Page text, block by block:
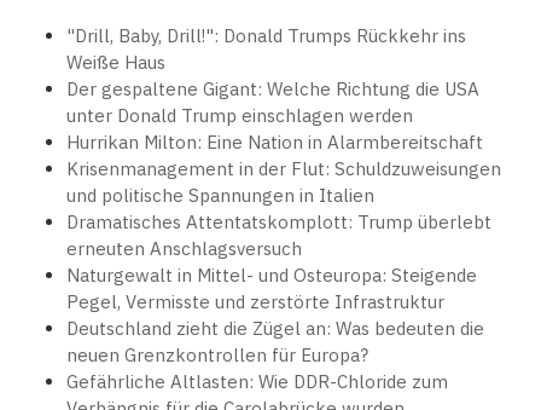
"Drill, Baby, Drill!": Donald Trumps Rückkehr ins
Weiße Haus
Der gespaltene Gigant: Welche Richtung die USA
unter Donald Trump einschlagen werden
Hurrikan Milton: Eine Nation in Alarmbereitschaft
Krisenmanagement in der Flut: Schuldzuweisungen
und politische Spannungen in Italien
Dramatisches Attentatskomplott: Trump überlebt
erneuten Anschlagsversuch
Naturgewalt in Mittel- und Osteuropa: Steigende
Pegel, Vermisste und zerstörte Infrastruktur
Deutschland zieht die Zügel an: Was bedeuten die
neuen Grenzkontrollen für Europa?
Gefährliche Altlasten: Wie DDR-Chloride zum